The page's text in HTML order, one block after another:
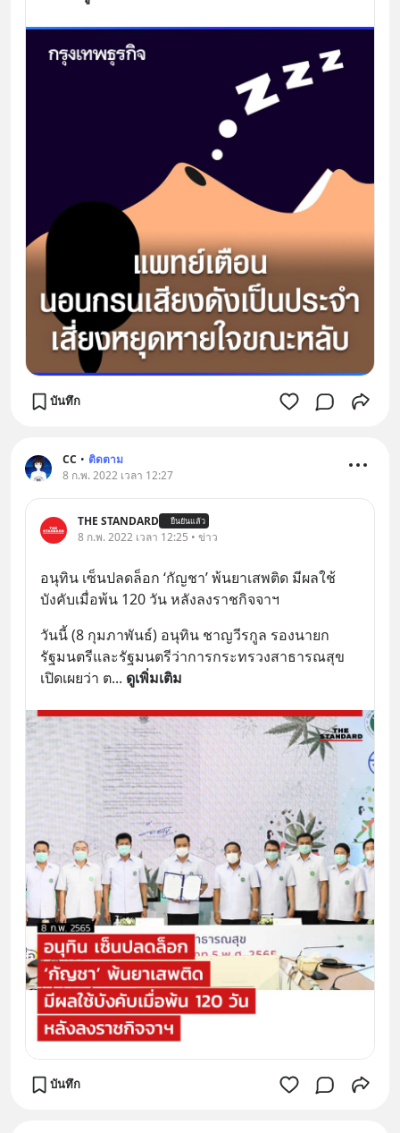
บันทึก
CC • ติดตาม
8 ก.พ. 2022 เวลา 12:27
THE STANDARD ยืนยันแล้ว
8 ก.พ. 2022 เวลา 12:25 • ข่าว
อนุทิน เซ็นปลดล็อก ‘กัญชา’ พ้นยาเสพติด มีผลใช้
บังคับเมื่อพ้น 120 วัน หลังลงราชกิจจาฯ
วันนี้ (8 กุมภาพันธ์) อนุทิน ชาญวีรกูล รองนายก
รัฐมนตรีและรัฐมนตรีว่าการกระทรวงสาธารณสุข
เปิดเผยว่า ต... ดูเพิ่มเติม
บันทึก